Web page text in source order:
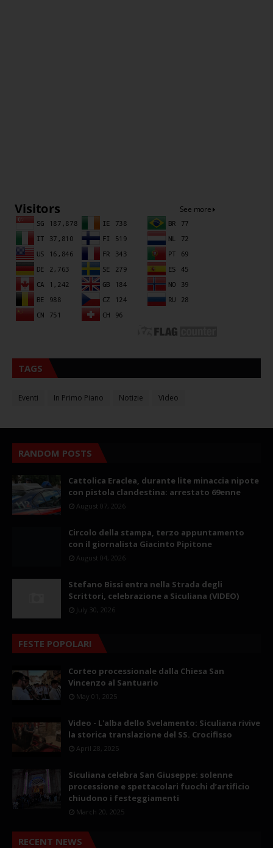
TAGS
Eventi In Primo Piano Notizie Video
RANDOM POSTS
Cattolica Eraclea, durante lite minaccia nipote
con pistola clandestina: arrestato 69enne
August 07, 2026
Circolo della stampa, terzo appuntamento
con il giornalista Giacinto Pipitone
August 04, 2026
Stefano Bissi entra nella Strada degli
Scrittori, celebrazione a Siculiana (VIDEO)
July 30, 2026
FESTE POPOLARI
Corteo processionale dalla Chiesa San
Vincenzo al Santuario
May 01, 2025
Video - L'alba dello Svelamento: Siculiana rivive
la storica translazione del SS. Crocifisso
April 28, 2025
Siculiana celebra San Giuseppe: solenne
processione e spettacolari fuochi d’artificio
chiudono i festeggiamenti
March 20, 2025
RECENT NEWS